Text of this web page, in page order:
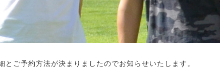
とご予約方法が決まりましたのでお知らせいたします。